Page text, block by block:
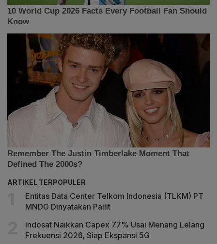
ARTIKEL TERPOPULER
Entitas Data Center Telkom Indonesia (TLKM) PT
MNDG Dinyatakan Pailit
Indosat Naikkan Capex 77% Usai Menang Lelang
Frekuensi 2026, Siap Ekspansi 5G